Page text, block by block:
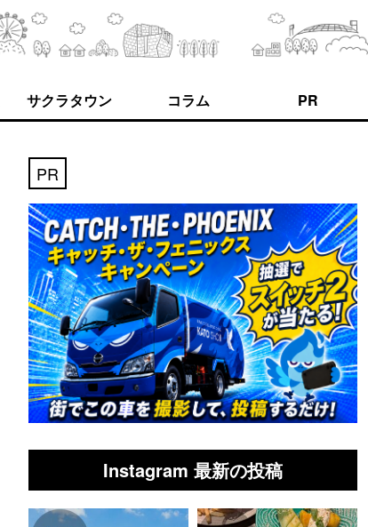
サクラタウン コラム PR
PR
Instagram 最新の投稿